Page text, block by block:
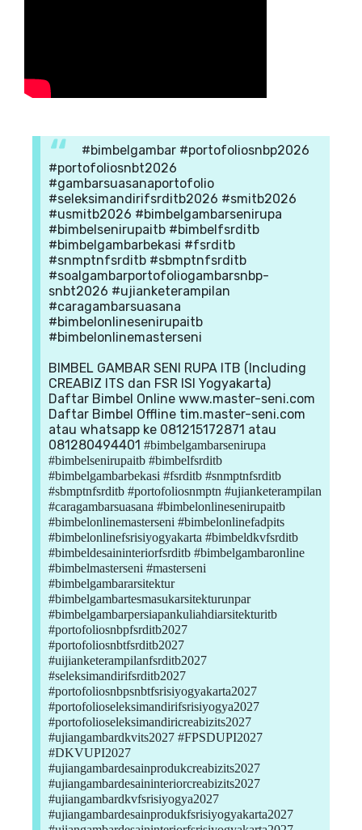
#bimbelgambar #portofoliosnbp2026
#portofoliosnbt2026
#gambarsuasanaportofolio
#seleksimandirifsrditb2026 #smitb2026
#usmitb2026 #bimbelgambarsenirupa
#bimbelsenirupaitb #bimbelfsrditb
#bimbelgambarbekasi #fsrditb
#snmptnfsrditb #sbmptnfsrditb
#soalgambarportofoliogambarsnbp-
snbt2026 #ujianketerampilan
#caragambarsuasana
#bimbelonlinesenirupaitb
#bimbelonlinemasterseni
BIMBEL GAMBAR SENI RUPA ITB (Including
CREABIZ ITS dan FSR ISI Yogyakarta)
Daftar Bimbel Online www.master-seni.com
Daftar Bimbel Offline tim.master-seni.com
atau whatsapp ke 081215172871 atau
081280494401 #bimbelgambarsenirupa
#bimbelsenirupaitb #bimbelfsrditb
#bimbelgambarbekasi #fsrditb #snmptnfsrditb
#sbmptnfsrditb #portofoliosnmptn #ujianketerampilan
#caragambarsuasana #bimbelonlinesenirupaitb
#bimbelonlinemasterseni #bimbelonlinefadpits
#bimbelonlinefsrisiyogyakarta #bimbeldkvfsrditb
#bimbeldesaininteriorfsrditb #bimbelgambaronline
#bimbelmasterseni #masterseni
#bimbelgambararsitektur
#bimbelgambartesmasukarsitekturunpar
#bimbelgambarpersiapankuliahdiarsitekturitb
#portofoliosnbpfsrditb2027
#portofoliosnbtfsrditb2027
#uijianketerampilanfsrditb2027
#seleksimandirifsrditb2027
#portofoliosnbpsnbtfsrisiyogyakarta2027
#portofolioseleksimandirifsrisiyogya2027
#portofolioseleksimandiricreabizits2027
#ujiangambardkvits2027 #FPSDUPI2027
#DKVUPI2027
#ujiangambardesainprodukcreabizits2027
#ujiangambardesaininteriorcreabizits2027
#ujiangambardkvfsrisiyogya2027
#ujiangambardesainprodukfsrisiyogyakarta2027